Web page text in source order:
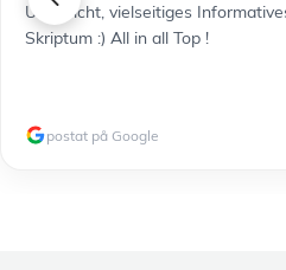
Unterricht, vielseitiges Informatives
Skriptum :) All in all Top !
postat på Google